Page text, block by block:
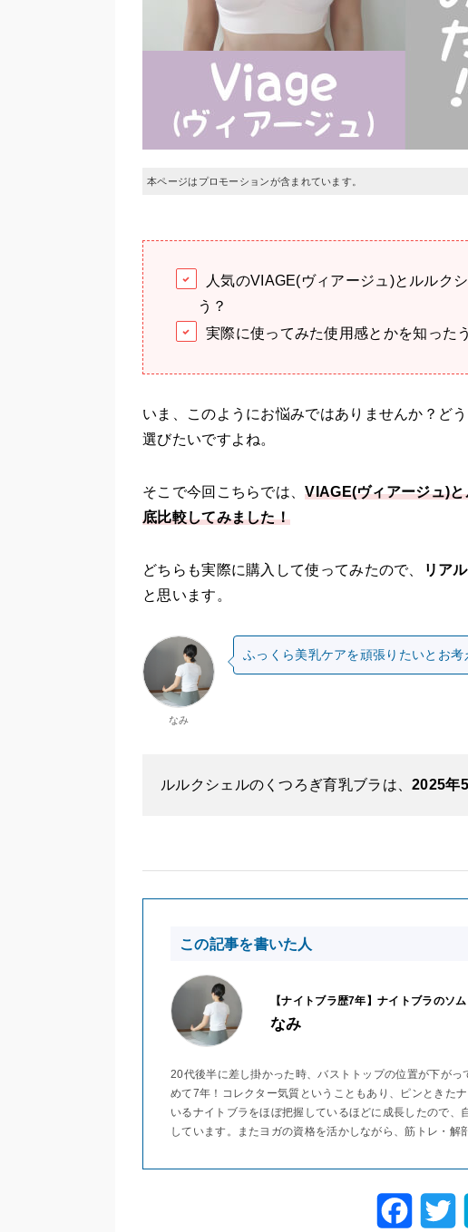
本ページはプロモーションが含まれています。
人気のVIAGE(ヴィアージュ)とルルク
う？
実際に使ってみた使用感とかを知っ
いま、このようにお悩みではありませんか？ど
選びたいですよね。
そこで今回こちらでは、VIAGE(ヴィアージュ)
底比較してみました！
どちらも実際に購入して使ってみたので、 リア
と思います。
なみ
ふっくら美乳ケアを頑張りたいとお考
ルルクシェルのくつろぎ育乳ブラは、2025年
この記事を書いた人
【ナイトブラ歴7年】ナイトブラのソ
なみ
20代後半に差し掛かった時、バストトップの位置が下が
めて7年！コレクター気質ということもあり、ピンときた
いるナイトブラをほぼ把握しているほどに成長したので
しています。またヨガの資格を活かしながら、筋トレ・解
F